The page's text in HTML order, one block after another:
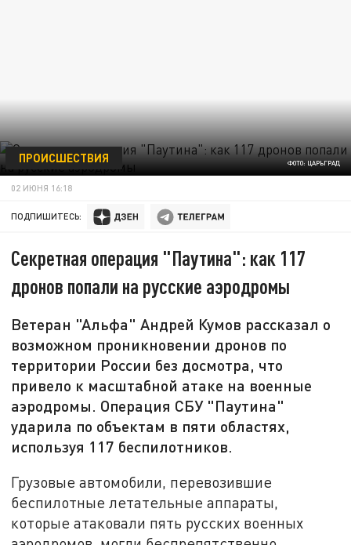
ФОТО: ЦАРЬГРАД
ПРОИСШЕСТВИЯ
02 ИЮНЯ 16:18
ПОДПИШИТЕСЬ:
Секретная операция "Паутина": как 117
дронов попали на русские аэродромы
Ветеран "Альфа" Андрей Кумов рассказал о
возможном проникновении дронов по
территории России без досмотра, что
привело к масштабной атаке на военные
аэродромы. Операция СБУ "Паутина"
ударила по объектам в пяти областях,
используя 117 беспилотников.
Грузовые автомобили, перевозившие
беспилотные летательные аппараты,
которые атаковали пять русских военных